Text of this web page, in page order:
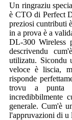
Un ringraziu
è CTO di Perfect
preziosi cuntributi
in a prova è a
DL-300 Wireless
descrivendu
utilizatu. Sicondu
veloce è liscia,
risponde
trovu a punta
incredibbilmente
generale. Cum'è
l'appruvazioni di u